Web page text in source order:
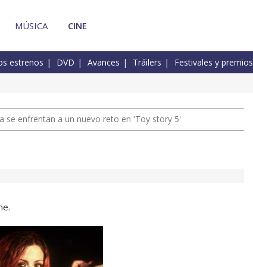
MÚSICA CINE
estrenos DVD Avances Tráilers Festivales y premios
se enfrentan a un nuevo reto en 'Toy story 5'